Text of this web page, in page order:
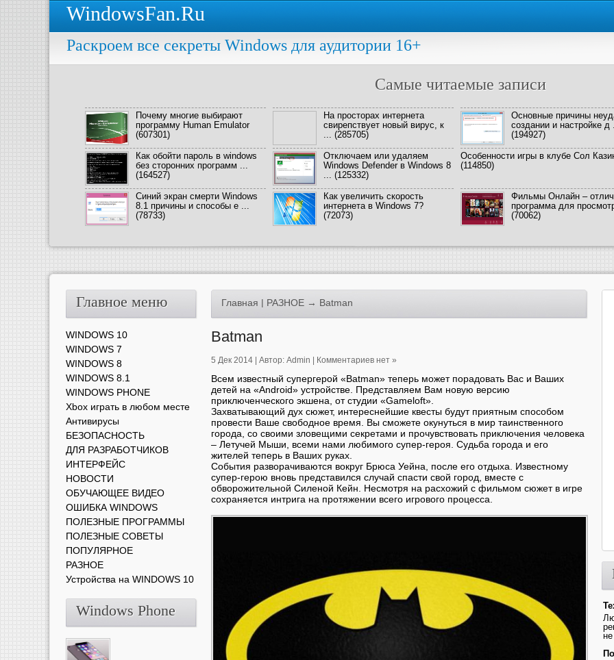
WindowsFan.Ru
Раскроем все секреты Windows для аудитории 16+
Самые читаемые записи
Почему многие выбирают
программу Human Emulator
(607301)
На просторах интернета
свирепствует новый вирус, к
... (285705)
Основные причины
создании и настройке д
(194927)
Как обойти пароль в windows
без сторонних программ ...
(164527)
Отключаем или удаляем
Windows Defender в Windows 8
... (125332)
Особенности игры в клубе Сол
(114850)
Синий экран смерти Windows
8.1 причины и способы е ...
(78733)
Как увеличить скорость
интернета в Windows 7?
(72073)
Фильмы Онлайн –
программа для
(70062)
Главная | РАЗНОЕ → Batman
Batman
5 Дек 2014 | Автор: Admin Комментариев нет »
Всем известный супергерой «Batman» теперь может порадовать Вас и Ваших
детей на «Android» устройстве. Представляем Вам новую версию
приключенческого экшена, от студии «Gameloft».
Захватывающий дух сюжет, интереснейшие квесты будут приятным способом
провести Ваше свободное время. Вы сможете окунуться в мир таинственного
города, со своими зловещими секретами и прочувствовать приключения человека
– Летучей Мыши, всеми нами любимого супер-героя. Судьба города и его
жителей теперь в Ваших руках.
События разворачиваются вокруг Брюса Уейна, после его отдыха. Известному
супер-герою вновь представился случай спасти свой город, вместе с
обворожительной Силеной Кейн. Несмотря на расхожий с фильмом сюжет в игре
сохраняется интрига на протяжении всего игрового процесса.
Главное меню
WINDOWS 10
WINDOWS 7
WINDOWS 8
WINDOWS 8.1
WINDOWS PHONE
Xbox играть в любом месте
Антивирусы
БЕЗОПАСНОСТЬ
ДЛЯ РАЗРАБОТЧИКОВ
ИНТЕРФЕЙС
НОВОСТИ
ОБУЧАЮЩЕЕ ВИДЕО
ОШИБКА WINDOWS
ПОЛЕЗНЫЕ ПРОГРАММЫ
ПОЛЕЗНЫЕ СОВЕТЫ
ПОПУЛЯРНОЕ
РАЗНОЕ
Устройства на WINDOWS 10
Windows Phone